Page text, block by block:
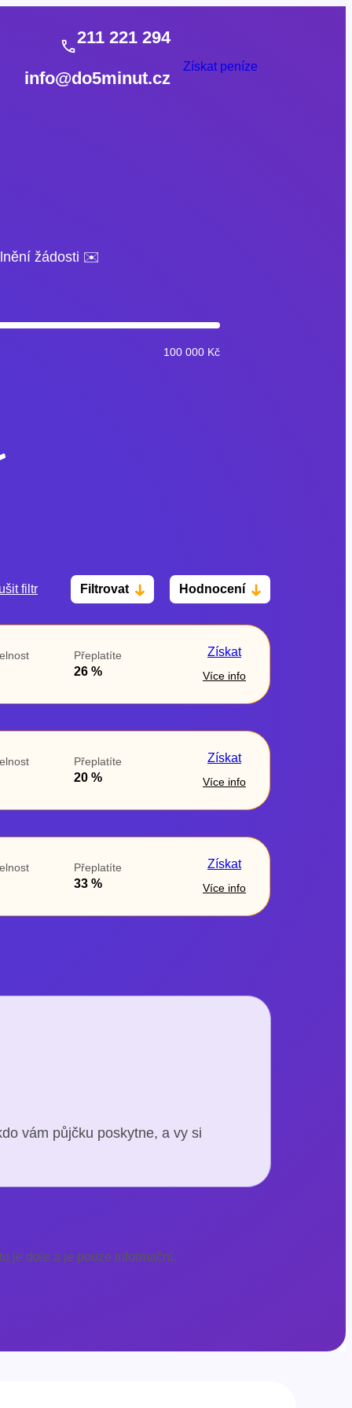
211 221 294
info@do5minut.cz
Získat peníze
žádosti ✉️
100 000 Kč
filtr Filtrovat Hodnocení
Přeplatíte
26 %
Získat
Více info
Přeplatíte
20 %
Získat
Více info
Přeplatíte
33 %
Získat
Více info
vám půjčku poskytne, a vy si
je dole a je pouze informační.